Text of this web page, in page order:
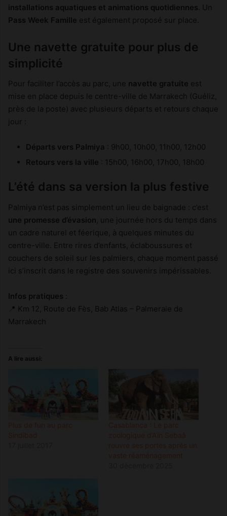
installations aquatiques et animations quotidiennes . Un
Pass Week Famille est également proposé sur place.
Une navette gratuite pour plus de
simplicité
Pour faciliter l’accès au parc, une navette gratuite est
mise en place depuis le centre-ville de Marrakech (Guéliz,
près de la poste) avec plusieurs départs et retours chaque
jour :
Départs vers Palmiya : 9h00, 10h00, 11h00, 12h00
Retours vers la ville : 15h00, 16h00, 17h00, 18h00
L’été dans sa version la plus festive
Palmiya n’est pas simplement un lieu de baignade : c’est
une promesse d’évasion , une journée hors du temps dans
un cadre naturel et féerique, à quelques minutes du
centre-ville. Entre rires d’enfants, éclaboussures et
couchers de soleil sur les palmiers, chaque moment passé
ici s’inscrit dans le registre des souvenirs impérissables.
Infos pratiques
📍 Km 12, Route de Fès, Bab Atlas – Palmeraie de
Marrakech
A lire aussi:
Plus de fun au parc
Sindibad
Casablanca : Le parc
zoologique d’Aïn Sebaâ
rouvre ses portes après un
vaste réaménagement